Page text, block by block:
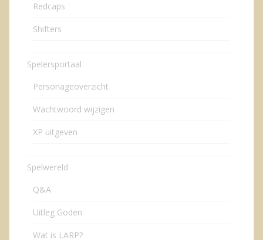
Redcaps
Shifters
Spelersportaal
Personageoverzicht
Wachtwoord wijzigen
XP uitgeven
Spelwereld
Q&A
Uitleg Goden
Wat is LARP?